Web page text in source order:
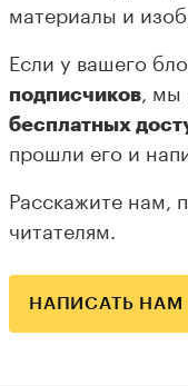
материалы и
Если у вашего
подписчиков, мы
бесплатных
прошли его и
Расскажите нам,
читателям.
НАПИСАТЬ НАМ